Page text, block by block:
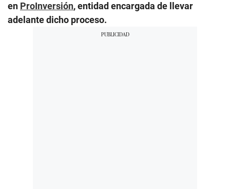
en ProInversión, entidad encargada de llevar
adelante dicho proceso.